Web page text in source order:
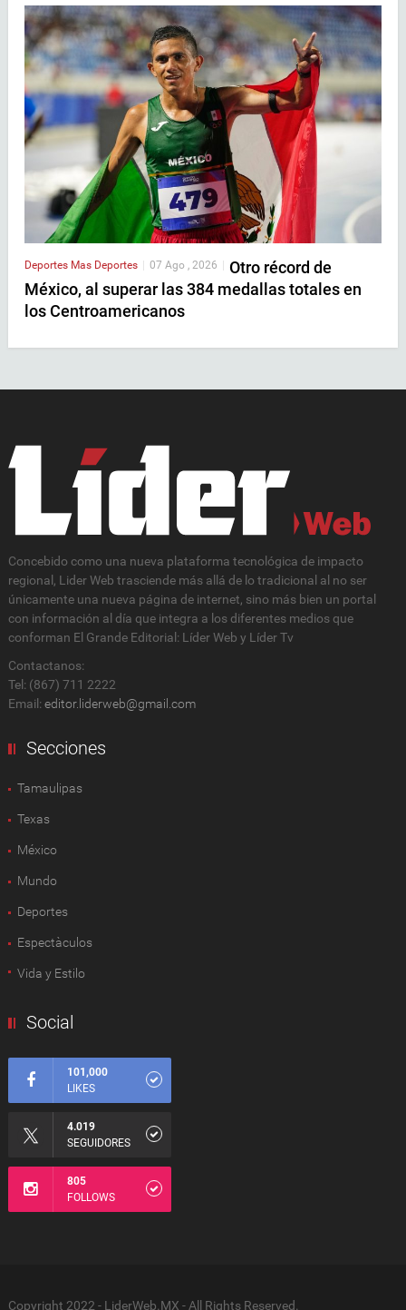
Deportes Mas Deportes | 07 Ago , 2026 | Otro récord de
México, al superar las 384 medallas totales en
los Centroamericanos
Concebido como una nueva plataforma tecnológica de impacto
regional, Lider Web trasciende más allá de lo tradicional al no ser
únicamente una nueva página de internet, sino más bien un portal
con información al día que integra a los diferentes medios que
conforman El Grande Editorial: Líder Web y Líder Tv
Contactanos:
Tel: (867) 711 2222
Email: editor.liderweb@gmail.com
Secciones
Tamaulipas
Texas
México
Mundo
Deportes
Espectàculos
Vida y Estilo
Social
101,000
LIKES
4.019
SEGUIDORES
805
FOLLOWS
Copyright 2022 - LiderWeb.MX - All Rights Reserved.